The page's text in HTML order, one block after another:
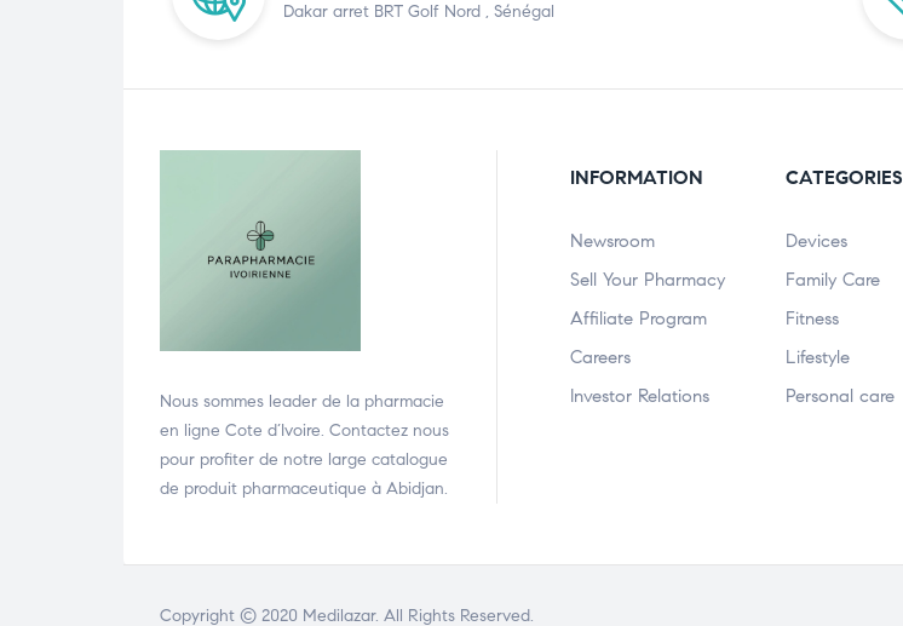
Dakar arret BRT Golf Nord , Sénégal
Nous sommes leader de la pharmacie
en ligne Cote d’Ivoire. Contactez nous
pour profiter de notre large catalogue
de produit pharmaceutique à Abidjan.
INFORMATION
Newsroom
Sell Your Pharmacy
Affiliate Program
Careers
Investor Relations
CATEGORIES
Devices
Family Care
Fitness
Lifestyle
Personal care
Copyright © 2020 Medilazar. All Rights Reserved.